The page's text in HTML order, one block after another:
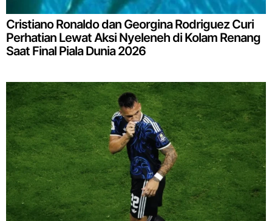
Cristiano Ronaldo dan Georgina Rodriguez Curi
Perhatian Lewat Aksi Nyeleneh di Kolam Renang
Saat Final Piala Dunia 2026